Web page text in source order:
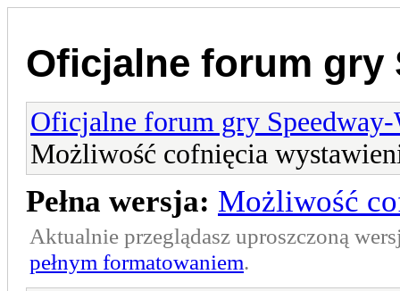
Oficjalne forum gry
Oficjalne forum gry
Możliwość cofnięcia
Pełna wersja: Możliwość
Aktualnie przeglądasz uproszczoną
pełnym formatowaniem.